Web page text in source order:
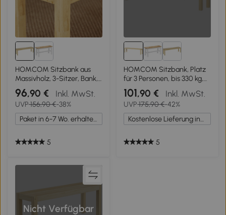
HOMCOM Sitzbank aus
Massivholz, 3-Sitzer, Bank,
Küchenbank, Kiefernholz,
Natur
96,90 € Inkl. MwSt.
UVP156,90 €-38%
Paket in 6-7 Wo. erhalten.
5
HOMCOM Sitzbank, Platz
für 3 Personen, bis 330 kg,
Kiefernholz, 175x33x45 cm
101,90 € Inkl. MwSt.
UVP175,90 €-42%
Kostenlose Lieferung innerhalb Deutschlands
5
Nicht Verfügbar